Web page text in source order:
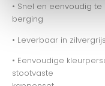
• Snel en eenvoudig
berging
• Leverbaar in
• Eenvoudige
stootvaste